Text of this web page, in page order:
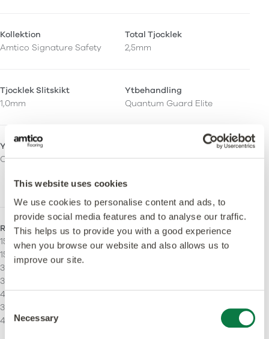
This website uses cookies
We use cookies to personalise content and ads, to
provide social media features and to analyse our traffic.
This helps us to provide you with a good experience
when you browse our website and also allows us to
improve our site.
Consent
Selection
Necessary
Kollektion
Amtico Signature Safety
Total Tjocklek
2,5mm
Tjocklek Slitskikt
1,0mm
Ytbehandling
Quantum Guard Elite
Ytfinish
Ceramic
Ja – Tillverkad med både
biobaserade mjukgörare.
Rak ådring
152.4 x 457.2 mm
152,4 x 914,4 mm
304.8 x 304.8 mm
304.8 x 457.2 mm
457.2 x 457.2 mm
304.8 x 609.6 mm
457,2 x 914,4mm
Stripping
Kan installeras med